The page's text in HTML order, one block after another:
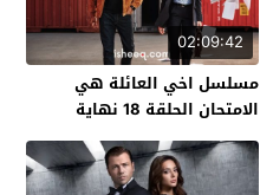
02:09:42
مسلسل اخي العائلة هي
الامتحان الحلقة 18 نهاية
الموسم